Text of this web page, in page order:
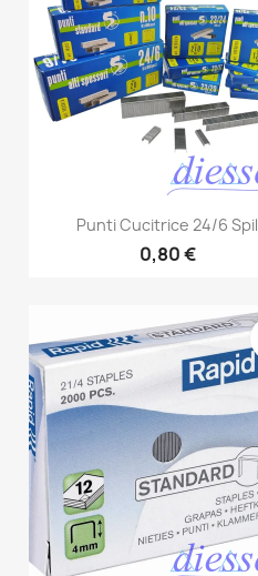
Anteprima
Punti Cucitrice 24/6 Spil
0,80 €